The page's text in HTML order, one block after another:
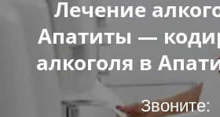
Лечение
Апатиты —
алкоголя в
Звоните: